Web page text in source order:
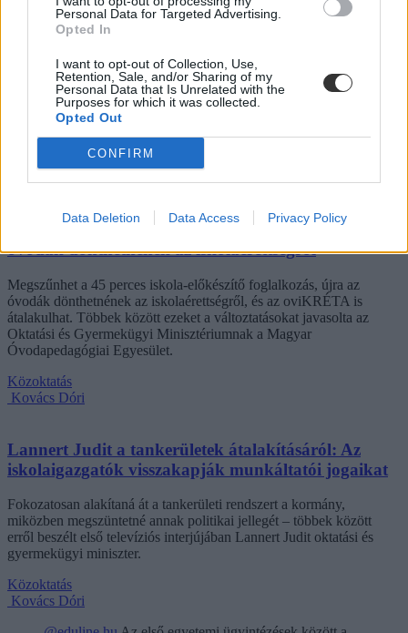
Personal Data for Targeted Advertising.
Opted In
I want to opt-out of Collection, Use,
Retention, Sale, and/or Sharing of my
Personal Data that Is Unrelated with the
Purposes for which it was collected.
Opted Out
CONFIRM
Data Deletion Data Access Privacy Policy
Dolgoznának az egyetem mellett, mégsem
vállalhatnak diákmunkát – több mint százezer
„Szinte bárhol voltam állásinterjún, mikor megtudták, hogy levelező
tagozatos hallgató vagyok, egyből húzni kezdték a szájukat” –
számolt be tapasztalatairól az Eduline-nak egy egyetemista. Példája
azonban korántsem egyedi: több levelezős hallgató számolt be
hasonló nehézségekről.
Eltörölnék a 45 perces iskola-előkészítőt, újra az
óvodák dönthetnének az iskolaérettségről
Megszűnhet a 45 perces iskola-előkészítő foglalkozás, újra az
óvodák dönthetnének az iskolaérettségről, és az oviKRÉTA is
átalakulhat. Többek között ezeket a változtatásokat javasolta az
Oktatási és Gyermekügyi Minisztériumnak a Magyar
Óvodapedagógiai Egyesület.
Közoktatás
Kovács Dóri
Lannert Judit a tankerületek átalakításáról: Az
iskolaigazgatók visszakapják munkáltatói jogaikat
Fokozatosan alakítaná át a tankerületi rendszert a kormány,
miközben megszüntetné annak politikai jellegét – többek között
erről beszélt első televíziós interjújában Lannert Judit oktatási és
gyermekügyi miniszter.
Közoktatás
Kovács Dóri